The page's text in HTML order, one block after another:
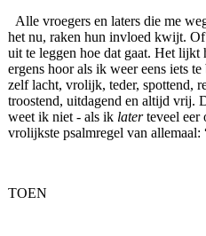
Alle vroegers en laters die me
het nu, raken hun invloed kwijt.
uit te leggen hoe dat gaat. Het lijkt
ergens hoor als ik weer eens iets
zelf lacht, vrolijk, teder, spottend,
troostend, uitdagend en altijd vrij.
weet ik niet - als ik laterteveel eer
vrolijkste psalmregel van
TOEN